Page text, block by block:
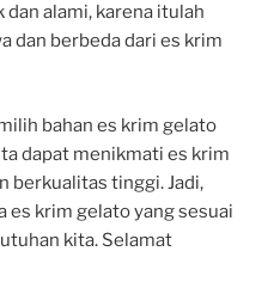
alami, karena itulah
dan berbeda dari es krim
bahan es krim gelato
dapat menikmati es krim
berkualitas tinggi. Jadi,
es krim gelato yang sesuai
kita. Selamat